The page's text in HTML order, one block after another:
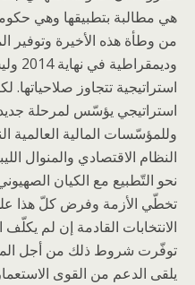
هي مطالبة بتطبيقها وهي
من وطأة هذه الأخيرة وتوفير
استراتيجية تتجاوز
استراتيجي يؤسّس لمرحلة جديدة
وللمؤسّسات المالية العالمية
النظام الاقتصادي والمنوال
نحو التّطبيع مع الكيان
تخطّي الأزمة وفرض كلّ هذا
الانتخابات القادمة إن لم
توفّرت شروط ذلك من أجل
يلقى الدعم من القوى